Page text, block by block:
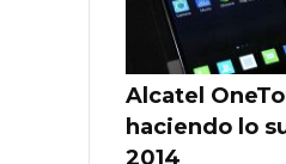
Alcatel
haciendo lo
2014